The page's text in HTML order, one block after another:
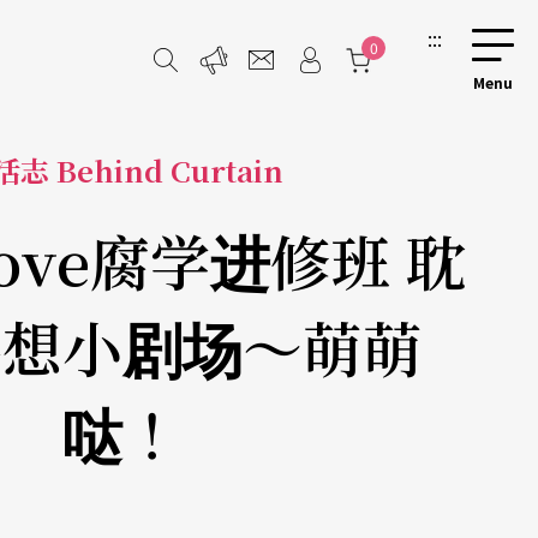
0 :::
志 Behind Curtain
腐学进修班 耽
小剧场～萌萌
哒！